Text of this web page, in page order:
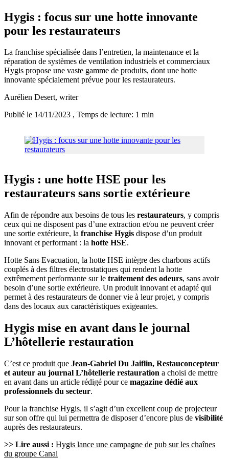
Hygis : focus sur une hotte innovante
pour les restaurateurs
La franchise spécialisée dans l’entretien, la maintenance et la
réparation de systèmes de ventilation industriels et commerciaux
Hygis propose une vaste gamme de produits, dont une hotte
innovante spécialement prévue pour les restaurateurs.
Aurélien Desert, writer
Publié le 14/11/2023 , Temps de lecture: 1 min
Hygis : une hotte HSE pour les
restaurateurs sans sortie extérieure
Afin de répondre aux besoins de tous les restaurateurs, y compris
ceux qui ne disposent pas d’une extraction et/ou ne peuvent créer
une sortie extérieure, la franchise Hygis dispose d’un produit
innovant et performant : la hotte HSE.
Hotte Sans Evacuation, la hotte HSE intègre des charbons actifs
couplés à des filtres électrostatiques qui rendent la hotte
extrêmement performante sur le traitement des odeurs, sans avoir
besoin d’une sortie extérieure. Un produit innovant et adapté qui
permet à des restaurateurs de donner vie à leur projet, y compris
dans des locaux aux caractéristiques exigeantes.
Hygis mise en avant dans le journal
L’hôtellerie restauration
C’est ce produit que Jean-Gabriel Du Jaiflin, Restauconcepteur
et auteur au journal L’hôtellerie restauration a choisi de mettre
en avant dans un article rédigé pour ce magazine dédié aux
professionnels du secteur.
Pour la franchise Hygis, il s’agit d’un excellent coup de projecteur
sur son offre qui lui permettra de disposer d’encore plus de visibilité
auprès des restaurateurs.
>> Lire aussi : Hygis lance une campagne de pub sur les chaînes
du groupe Canal